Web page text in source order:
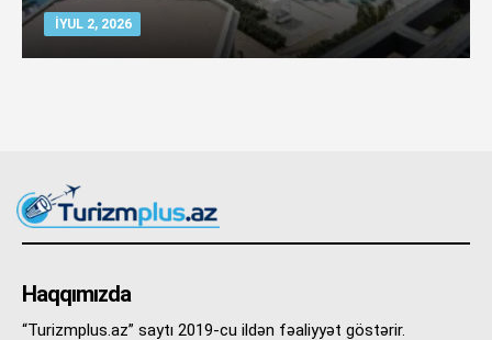
İYUL 2, 2026
Haqqımızda
“Turizmplus.az” saytı 2019-cu ildən fəaliyyət göstərir.